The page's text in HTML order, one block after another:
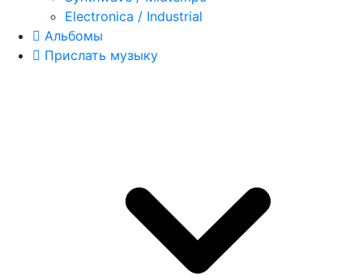
Electronica / Industrial
Альбомы
Прислать музыку